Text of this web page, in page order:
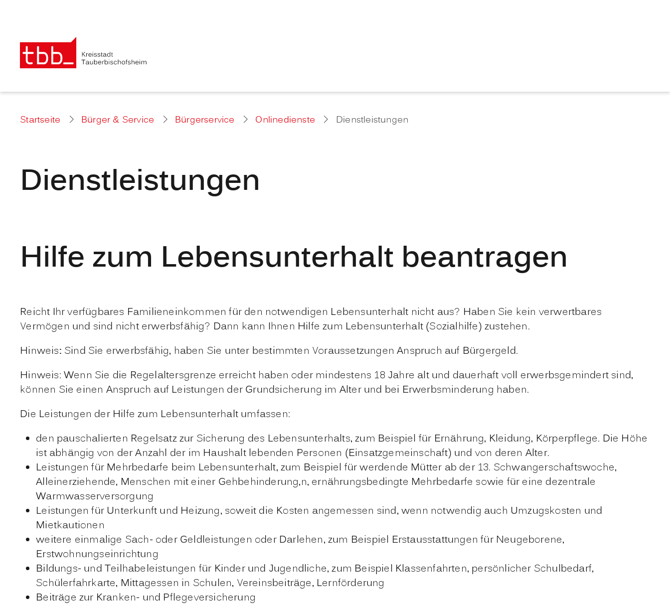
Startseite Bürger & Service Bürgerservice Onlinedienste Dienstleistungen
Dienstleistungen
Hilfe zum Lebensunterhalt beantragen
Reicht Ihr verfügbares Familieneinkommen für den notwendigen Lebensunterhalt nicht aus? Haben Sie kein verwertbares
Vermögen und sind nicht erwerbsfähig? Dann kann Ihnen Hilfe zum Lebensunterhalt (Sozialhilfe) zustehen.
Hinweis: Sind Sie erwerbsfähig, haben Sie unter bestimmten Voraussetzungen Anspruch auf Bürgergeld.
Hinweis: Wenn Sie die Regelaltersgrenze erreicht haben oder mindestens 18 Jahre alt und dauerhaft voll erwerbsgemindert sind,
können Sie einen Anspruch auf Leistungen der Grundsicherung im Alter und bei Erwerbsminderung haben.
Die Leistungen der Hilfe zum Lebensunterhalt umfassen:
den pauschalierten Regelsatz zur Sicherung des Lebensunterhalts, zum Beispiel für Ernährung, Kleidung, Körperpflege. Die Höhe
ist abhängig von der Anzahl der im Haushalt lebenden Personen (Einsatzgemeinschaft) und von deren Alter.
Leistungen für Mehrbedarfe beim Lebensunterhalt, zum Beispiel für werdende Mütter ab der 13. Schwangerschaftswoche,
Alleinerziehende, Menschen mit einer Gehbehinderung,n, ernährungsbedingte Mehrbedarfe sowie für eine dezentrale
Warmwasserversorgung
Leistungen für Unterkunft und Heizung, soweit die Kosten angemessen sind, wenn notwendig auch Umzugskosten und
Mietkautionen
weitere einmalige Sach- oder Geldleistungen oder Darlehen, zum Beispiel Erstausstattungen für Neugeborene,
Erstwohnungseinrichtung
Bildungs- und Teilhabeleistungen für Kinder und Jugendliche, zum Beispiel Klassenfahrten, persönlicher Schulbedarf,
Schülerfahrkarte, Mittagessen in Schulen, Vereinsbeiträge, Lernförderung
Beiträge zur Kranken- und Pflegeversicherung